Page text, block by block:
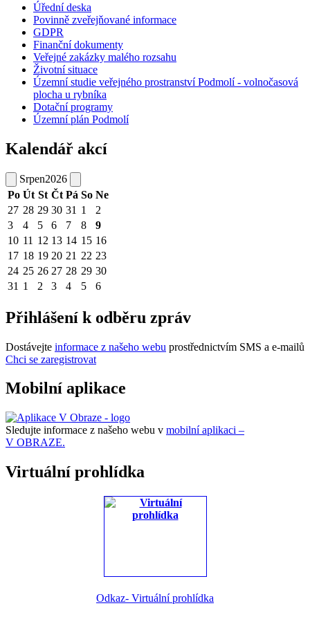
Úřední deska
Povinně zveřejňované informace
GDPR
Finanční dokumenty
Veřejné zakázky malého rozsahu
Životní situace
Územní studie veřejného prostranství Podmolí - volnočasová
plocha u rybníka
Dotační programy
Územní plán Podmolí
Kalendář akcí
Srpen2026
Po Út St Čt Pá So Ne
27 28 29 30 31 1
2
3
4 5 6 7 8
9
10 11 12 13 14 15 16
17 18 19 20 21 22 23
24 25 26 27 28 29 30
31 1 2 3 4 5 6
Přihlášení k odběru zpráv
Dostávejte informace z našeho webu prostřednictvím SMS a e-mailů
Chci se zaregistrovat
Mobilní aplikace
Sledujte informace z našeho webu v mobilní aplikaci –
V OBRAZE.
Virtuální prohlídka
Odkaz- Virtuální prohlídka